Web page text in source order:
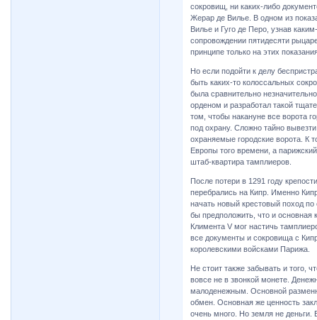
сокровищ, ни каких-либо
Жерар де Вилье. В одном из
Вилье и Гуго де Перо, узнав
сопровождении пятидесяти
принципе только на этих
Но если подойти к делу
быть каких-то колоссальных
была сравнительно
орденом и разработал такой
том, чтобы накануне все ворота
под охрану. Сложно тайно
охраняемые городские ворота. К
Европы того времени, а
штаб-квартира тамплиеров.
После потери в 1291 году
перебрались на Кипр. Именно
начать новый крестовый поход
бы предположить, что и основная
Климента V мог настичь
все документы и сокровища с
королевскими войсками Парижа.
Не стоит также забывать и того,
вовсе не в звонкой монете.
малоденежным. Основной
обмен. Основная же ценность
очень много. Но земля не деньги.